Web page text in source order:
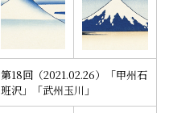
第18回（2021.02.26）「甲州石
班沢」「武州玉川」